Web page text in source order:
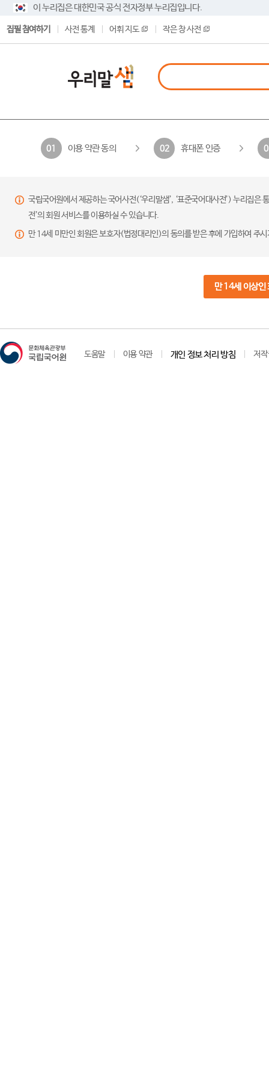
이 누리집은 대한민국 공식 전자정부 누리집입니다.
집필 참여하기 사전 통계 어휘 지도 작은 창 사전
01 이용 약관 동의 02 휴대폰 인증
국립국어원에서 제공하는 국어사전(‘우리말샘’, ‘표준국어대사전’) 누리집
전’의 회원 서비스를 이용하실 수 있습니다.
만 14세 미만인 회원은 보호자(법정대리인)의 동의를 받은 후에 가입하여 주
만 14세 이상인
도움말 이용 약관 개인 정보 처리 방침 저